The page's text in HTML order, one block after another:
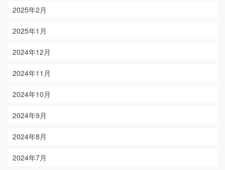
2025年2月
2025年1月
2024年12月
2024年11月
2024年10月
2024年9月
2024年8月
2024年7月